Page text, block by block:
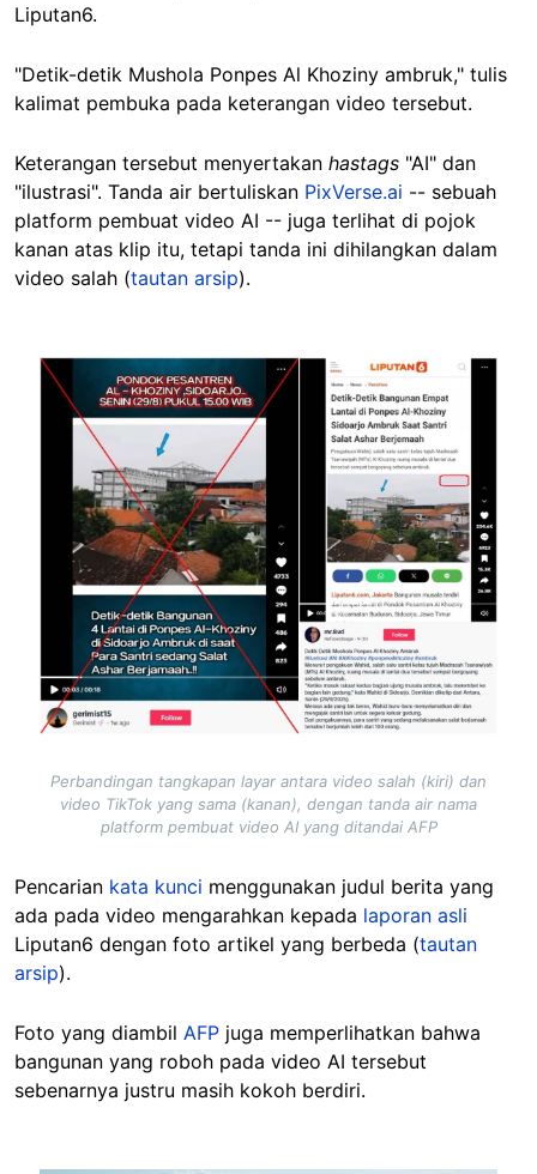
Liputan6.
"Detik-detik Mushola Ponpes Al Khoziny ambruk," tulis
kalimat pembuka pada keterangan video tersebut.
Keterangan tersebut menyertakan hastags "AI" dan
"ilustrasi". Tanda air bertuliskan PixVerse.ai -- sebuah
platform pembuat video AI -- juga terlihat di pojok
kanan atas klip itu, tetapi tanda ini dihilangkan dalam
video salah (tautan arsip).
Image
Perbandingan tangkapan layar antara video salah (kiri) dan
video TikTok yang sama (kanan), dengan tanda air nama
platform pembuat video AI yang ditandai AFP
Pencarian kata kunci menggunakan judul berita yang
ada pada video mengarahkan kepada laporan asli
Liputan6 dengan foto artikel yang berbeda (tautan
arsip).
Foto yang diambil AFP juga memperlihatkan bahwa
bangunan yang roboh pada video AI tersebut
sebenarnya justru masih kokoh berdiri.